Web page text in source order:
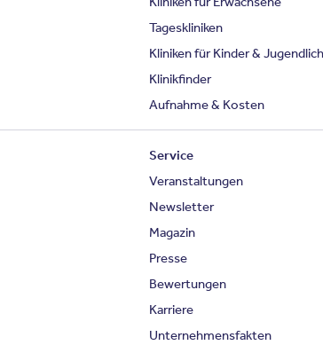
Tageskliniken
Kliniken für Kinder &
Klinikfinder
Aufnahme & Kosten
Service
Veranstaltungen
Newsletter
Magazin
Presse
Bewertungen
Karriere
Unternehmensfakten